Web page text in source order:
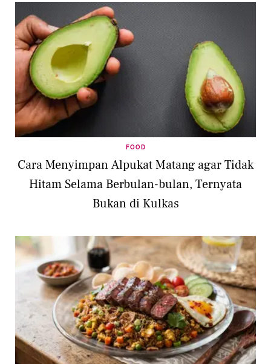
FOOD
Cara Menyimpan Alpukat Matang agar Tidak
Hitam Selama Berbulan-bulan, Ternyata
Bukan di Kulkas